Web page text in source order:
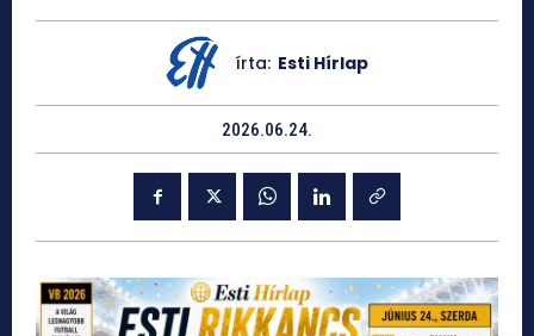
írta: Esti Hírlap
2026.06.24.